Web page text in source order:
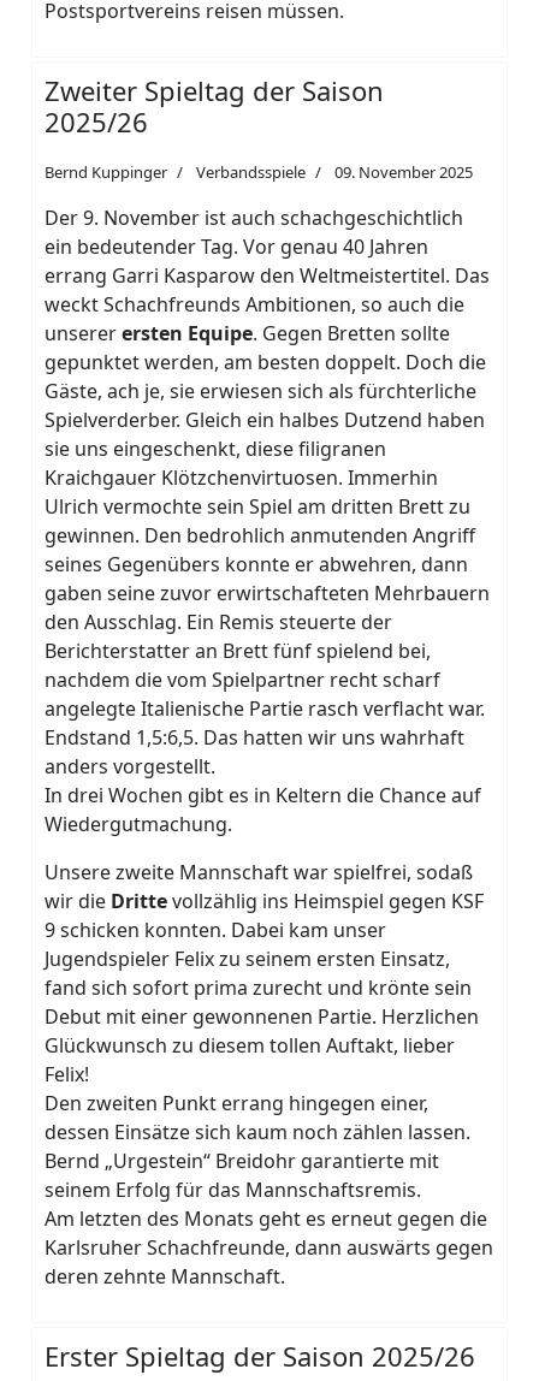
Postsportvereins reisen müssen.
Zweiter Spieltag der Saison
2025/26
Bernd Kuppinger Verbandsspiele 09. November 2025
Der 9. November ist auch schachgeschichtlich
ein bedeutender Tag. Vor genau 40 Jahren
errang Garri Kasparow den Weltmeistertitel. Das
weckt Schachfreunds Ambitionen, so auch die
unsererersten Equipe. Gegen Bretten sollte
gepunktet werden, am besten doppelt. Doch die
Gäste, ach je, sie erwiesen sich als fürchterliche
Spielverderber. Gleich ein halbes Dutzend haben
sie uns eingeschenkt, diese filigranen
Kraichgauer Klötzchenvirtuosen. Immerhin
Ulrich vermochte sein Spiel am dritten Brett zu
gewinnen. Den bedrohlich anmutenden Angriff
seines Gegenübers konnte er abwehren, dann
gaben seine zuvor erwirtschafteten Mehrbauern
den Ausschlag. Ein Remis steuerte der
Berichterstatter an Brett fünf spielend bei,
nachdem die vom Spielpartner recht scharf
angelegte Italienische Partie rasch verflacht war.
Endstand 1,5:6,5. Das hatten wir uns wahrhaft
anders vorgestellt.
In drei Wochen gibt es in Keltern die Chance auf
Wiedergutmachung.
Unsere zweite Mannschaftwar spielfrei, sodaß
wir die Drittevollzählig ins Heimspiel gegen KSF
9 schicken konnten. Dabei kam unser
Jugendspieler Felix zu seinem ersten Einsatz,
fand sich sofort prima zurecht und krönte sein
Debut mit einer gewonnenen Partie. Herzlichen
Glückwunsch zu diesem tollen Auftakt, lieber
Felix!
Den zweiten Punkt errang hingegen einer,
dessen Einsätze sich kaum noch zählen lassen.
Bernd „Urgestein“ Breidohr garantierte mit
seinem Erfolg für das Mannschaftsremis.
Am letzten des Monats geht es erneut gegen die
Karlsruher Schachfreunde, dann auswärts gegen
deren zehnte Mannschaft.
Erster Spieltag der Saison 2025/26